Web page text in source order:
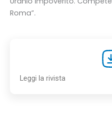
Roma”.
Leggi la rivista